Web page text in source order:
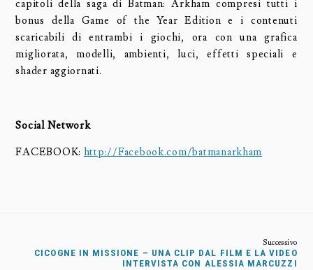
capitoli della saga di Batman: Arkham compresi tutti i
bonus della Game of the Year Edition e i contenuti
scaricabili di entrambi i giochi, ora con una grafica
migliorata, modelli, ambienti, luci, effetti speciali e
shader aggiornati.
Social Network
FACEBOOK: http://Facebook.com/batmanarkham
CICOGNE IN MISSIONE – UNA CLIP DAL FILM E LA VIDEO
INTERVISTA CON ALESSIA MARCUZZI